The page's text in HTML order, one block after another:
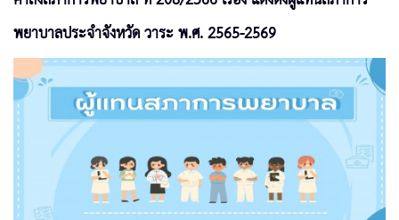
พยาบาลประจำจังหวัด วาระ พ.ศ. 2565-2569